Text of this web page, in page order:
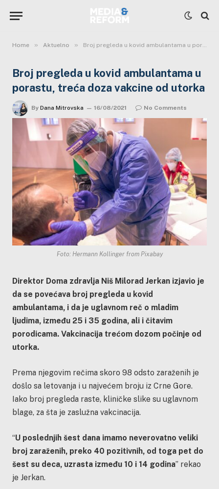
Home » Aktuelno » Broj pregleda u kovid ambulantama u porastu, treća doza vakcine od utorka
Broj pregleda u kovid ambulantama u
porastu, treća doza vakcine od utorka
By Dana Mitrovska 16/08/2021 No Comments
Foto: Hermann Kollinger from Pixabay
Direktor Doma zdravlja Niš Milorad Jerkan izjavio je
da se povećava broj pregleda u kovid
ambulantama, i da je uglavnom reč o mladim
ljudima, između 25 i 35 godina, ali i čitavim
porodicama. Vakcinacija trećom dozom počinje od
utorka.
Prema njegovim rečima skoro 98 odsto zaraženih je
došlo sa letovanja i u najvećem broju iz Crne Gore.
Iako broj pregleda raste, kliničke slike su uglavnom
blage, za šta je zaslužna vakcinacija.
“U poslednjih šest dana imamo neverovatno veliki
broj zaraženih, preko 40 pozitivnih, od toga pet do
šest su deca, uzrasta između 10 i 14 godina” rekao
je Jerkan.